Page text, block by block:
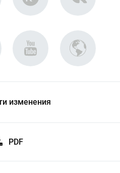
изменения
PDF